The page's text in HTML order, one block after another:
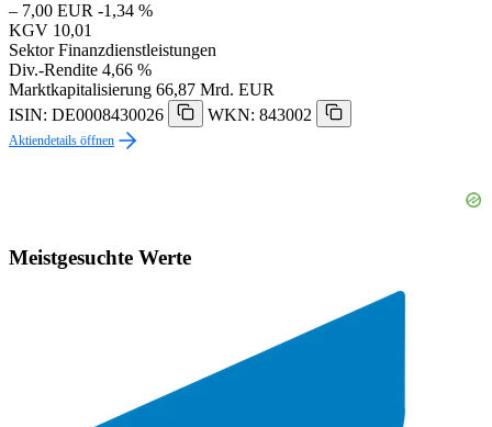
– 7,00 EUR -1,34 %
KGV 10,01
Sektor Finanzdienstleistungen
Div.-Rendite 4,66 %
Marktkapitalisierung 66,87 Mrd. EUR
ISIN: DE0008430026
WKN: 843002
Aktiendetails öffnen
Meistgesuchte Werte